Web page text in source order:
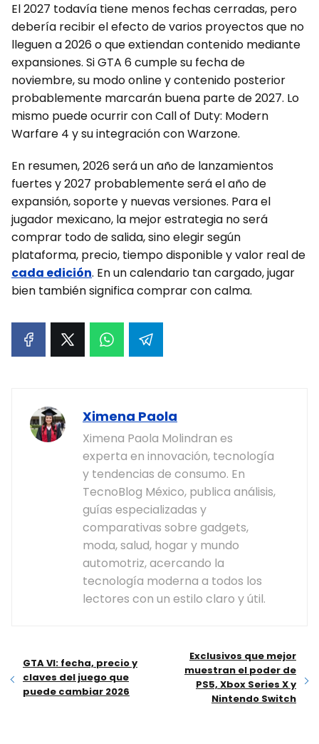
El 2027 todavía tiene menos fechas cerradas, pero
debería recibir el efecto de varios proyectos que no
lleguen a 2026 o que extiendan contenido mediante
expansiones. Si GTA 6 cumple su fecha de
noviembre, su modo online y contenido posterior
probablemente marcarán buena parte de 2027. Lo
mismo puede ocurrir con Call of Duty: Modern
Warfare 4 y su integración con Warzone.
En resumen, 2026 será un año de lanzamientos
fuertes y 2027 probablemente será el año de
expansión, soporte y nuevas versiones. Para el
jugador mexicano, la mejor estrategia no será
comprar todo de salida, sino elegir según
plataforma, precio, tiempo disponible y valor real de
cada edición. En un calendario tan cargado, jugar
bien también significa comprar con calma.
Ximena Paola
Ximena Paola Molindran es
experta en innovación, tecnología
y tendencias de consumo. En
TecnoBlog México, publica análisis,
guías especializadas y
comparativas sobre gadgets,
moda, salud, hogar y mundo
automotriz, acercando la
tecnología moderna a todos los
lectores con un estilo claro y útil.
GTA VI: fecha, precio y
claves del juego que
puede cambiar 2026
Exclusivos que mejor
muestran el poder de
PS5, Xbox Series X y
Nintendo Switch